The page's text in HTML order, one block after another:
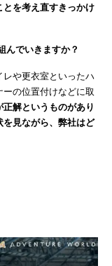
を考え直すきっかけ
んでいきますか？
レや更衣室といったハ
の位置付けなどに取
解というものがあり
を見ながら、弊社はど